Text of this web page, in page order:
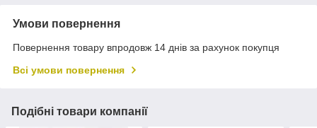
Умови повернення
Повернення товару впродовж 14 днів за рахунок покупця
Всі умови повернення
Подібні товари компанії